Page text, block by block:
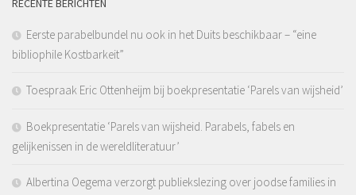
Eerste parabelbundel nu ook in het Duits beschikbaar – “eine
bibliophile Kostbarkeit”
Toespraak Eric Ottenheijm bij boekpresentatie ‘Parels van wijsheid’
Boekpresentatie ‘Parels van wijsheid. Parabels, fabels en
gelijkenissen in de wereldliteratuur’
Albertina Oegema verzorgt publiekslezing over joodse families in